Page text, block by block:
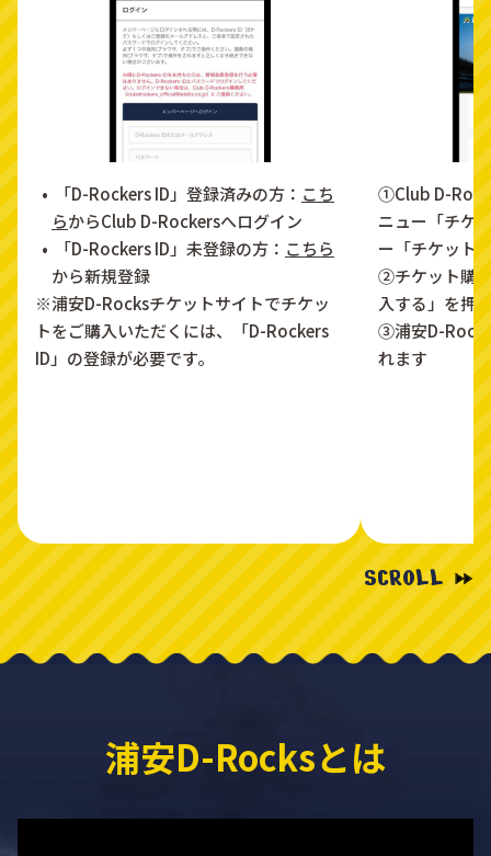
「D-Rockers ID」登録済みの方： こち
らからClub D-Rockersへログイン
「D-Rockers ID」未登録の方： こちら
から新規登録
※浦安D-Rocksチケットサイトでチケッ
トをご購入いただくには、「D-Rockers
ID」の登録が必要です。
①Club D-
ニュー「チケ
ー「チケット
②チケット購
入する」を押
③浦安D-
れます
SCROLL
浦安D-Rocksとは